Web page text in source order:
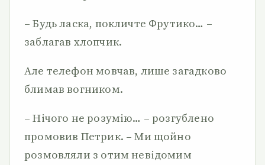
– Будь ласка, покличте Фрутико… –
заблагав хлопчик.
Але телефон мовчав, лише загадково
блимав вогником.
– Нічого не розумію… – розгублено
промовив Петрик. – Ми щойно
розмовляли з отим невідомим